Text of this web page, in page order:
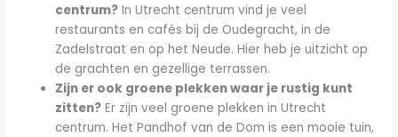
centrum? In Utrecht centrum vind je veel
restaurants en cafés bij de Oudegracht, in de
Zadelstraat en op het Neude. Hier heb je uitzicht op
de grachten en gezellige terrassen.
Zijn er ook groene plekken waar je rustig kunt
zitten? Er zijn veel groene plekken in Utrecht
centrum. Het Pandhof van de Dom is een mooie tuin,